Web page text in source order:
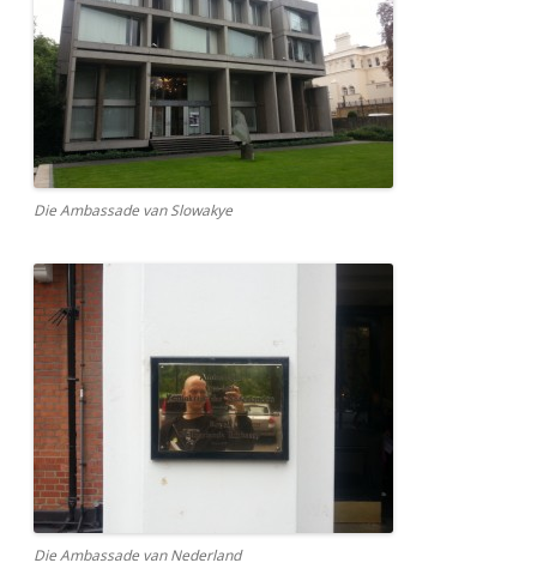
Die Ambassade van Slowakye
Die Ambassade van Nederland